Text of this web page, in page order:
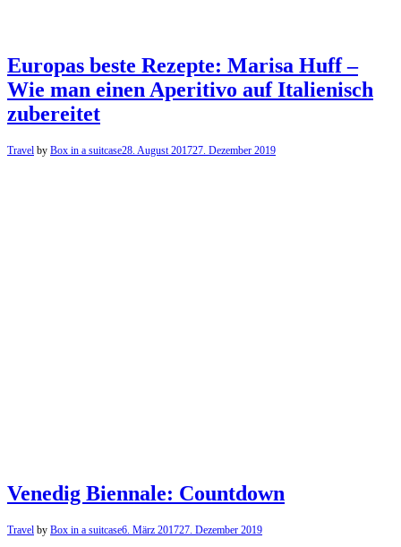
Europas beste Rezepte: Marisa Huff –
Wie man einen Aperitivo auf Italienisch
zubereitet
Travel by Box in a suitcase28. August 201727. Dezember 2019
Venedig Biennale: Countdown
Travel by Box in a suitcase6. März 201727. Dezember 2019